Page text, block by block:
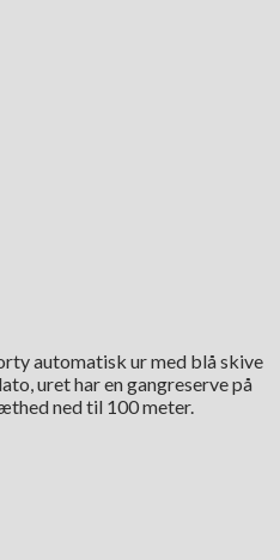
automatisk ur med blå skive
uret har en gangreserve på
ned til 100 meter.